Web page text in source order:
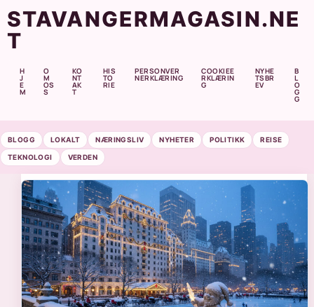
STAVANGERMAGASIN.NE
T
H
J
E
M
O
M
OS
S
KO
NT
AK
T
HIS
TO
RIE
PERSONVER
NERKLÆRING
COOKIEE
RKLÆRIN
G
NYHE
TSBR
EV
B
L
O
G
G
BLOGG LOKALT NÆRINGSLIV NYHETER POLITIKK REISE
TEKNOLOGI VERDEN